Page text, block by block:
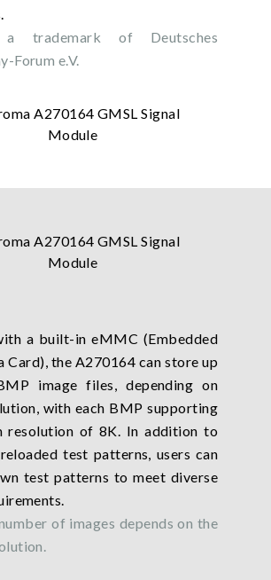
trademark of Deutsches
Forum e.V.
a built-in eMMC (Embedded
the A270164 can store up
image files, depending on
with each BMP supporting
resolution of 8K. In addition to
test patterns, users can
test patterns to meet diverse
of images depends on the